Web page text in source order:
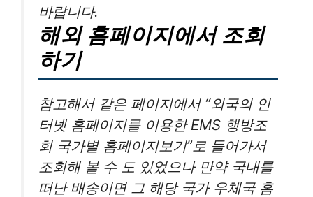
바랍니다.
해외 홈페이지에서 조회
하기
참고해서 같은 페이지에서 “외국의 인
터넷 홈페이지를 이용한 EMS 행방조
회 국가별 홈페이지보기”로 들어가서
조회해 볼 수 도 있었으나 만약 국내를
떠난 배송이면 그 해당 국가 우체국 홈